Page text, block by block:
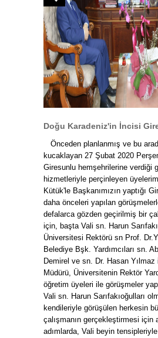
Doğu Karadeniz'in İncisi
Önceden planlanmış ve bu
kucaklayan 27 Şubat 2020
Giresunlu hemşehrilerine verdiği
hizmetleriyle perçinleyen
Kütük'le Başkanımızın yaptığı
daha önceleri yapılan
defalarca gözden geçirilmiş bir
için, başta Vali sn. Harun
Üniversitesi Rektörü sn Prof.
Belediye Bşk. Yardımcıları sn.
Demirel ve sn. Dr. Hasan
Müdürü, Üniversitenin Rektör
öğretim üyeleri ile görüşmeler
Vali sn. Harun Sarıfakıoğulları
kendileriyle görüşülen herkesin
çalışmanın gerçekleştirmesi için
adımlarda, Vali beyin